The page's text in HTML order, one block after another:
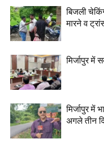
बिजली
मारने व
मिर्जापुर में
मिर्जापुर में
अगले तीन